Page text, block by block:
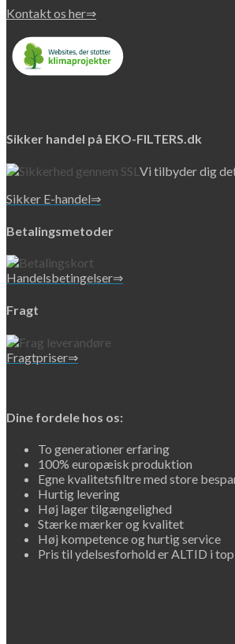
Kontakt os her⇒
Sikker handel på EKO-FILTERS.dk
Vi tilbyder dig
Sikker E-handel⇒
Betalingsmetoder
Handelsbetingelser⇒
Fragt
Fragtpriser⇒
Dine fordele hos os:
To generationer erfaring
100% europæisk produktion
Egne kvalitetsfiltre med store
Hurtig levering
Høj lager tilgængelighed
Stærke mærker og kvalitet
Høj kompetence og hurtig service
Pris til ydelsesforhold er ALTID i top